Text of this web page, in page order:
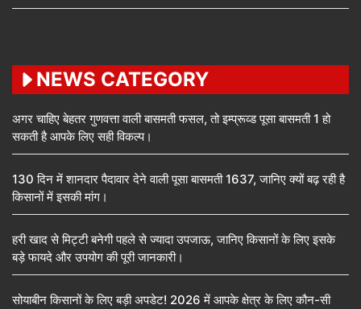
NEWS CATEGORY
अगर चाहिए बेहतर गुणवत्ता वाली बासमती फसल, तो इम्प्रूव्ड पूसा बासमती 1 हो
सकती है आपके लिए सही विकल्प।
130 दिन में शानदार पैदावार देने वाली पूसा बासमती 1637, जानिए क्यों बढ़ रही है
किसानों में इसकी मांग।
हरी खाद से मिट्टी बनेगी पहले से ज्यादा उपजाऊ, जानिए किसानों के लिए इसके
बड़े फायदे और उपयोग की पूरी जानकारी।
सोयाबीन किसानों के लिए बड़ी अपडेट! 2026 में आपके क्षेत्र के लिए कौन-सी